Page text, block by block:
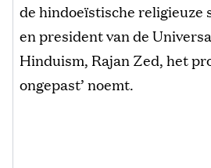
de hindoeïstische religieuze
en president van de
Hinduism, Rajan Zed, het
ongepast’ noemt.